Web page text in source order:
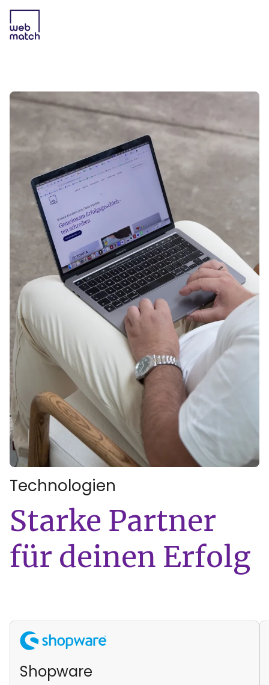
TECHNOLOGIEN
KARRIERE
Technologien
Starke Partner
für deinen Erfolg
Shopware